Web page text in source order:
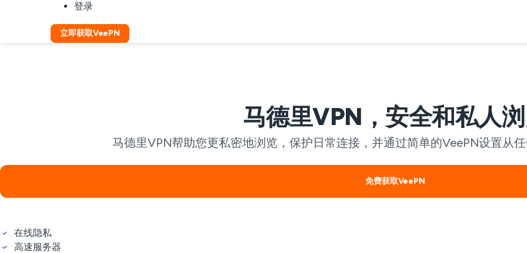
登录
立即获取VeePN
马德里VPN，安全和私人
马德里VPN帮助您更私密地浏览，保护日常连接，并通过简单的VeePN设置从
免费获取VeePN
在线隐私
高速服务器